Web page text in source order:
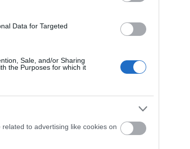
Data for Targeted
Sale, and/or Sharing
the Purposes for which it
to advertising like cookies on
utcai temetőben.
3.
Korábbi műtermét sem adta fel, a Váci körút 14-ben,
együtt még néhány évig mindkét helyen. 1894-ben
műtermekben. Később megszűnt a társas